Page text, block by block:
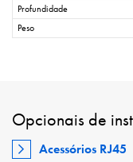
Profundidade
Peso
Opcionais de
Acessórios RJ45